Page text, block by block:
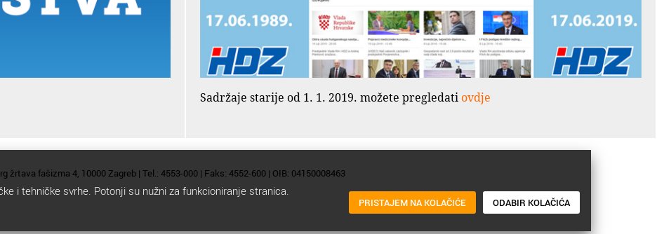
Sadržaje starije od 1. 1. 2019. možete pregledati ovdje
fašizma 4, 10000 Zagreb | Tel.: 4553-000 | Faks: 4552-600 | OIB: 04150008463
i tehničke svrhe. Potonji su nužni za funkcioniranje stranica.
PRISTAJEM NA KOLAČIĆE ODABIR KOLAČIĆA